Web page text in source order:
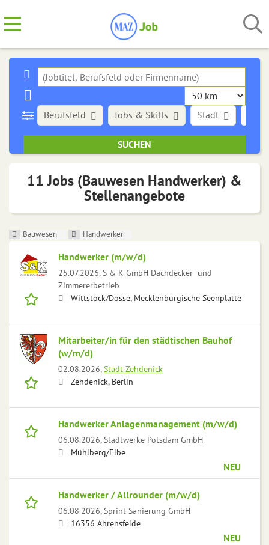
Stadt
Berufsfeld Jobs & Skills
11 Jobs (Bauwesen Handwerker) &
Stellenangebote
Bauwesen Handwerker
Handwerker (m/w/d)
25.07.2026,S & K GmbH Dachdecker- und
Zimmererbetrieb
Wittstock/Dosse, Mecklenburgische Seenplatte
Mitarbeiter/in für den städtischen Bauhof
(w/m/d)
02.08.2026,Stadt Zehdenick
Zehdenick, Berlin
Handwerker Anlagenmanagement (m/w/d)
06.08.2026,Stadtwerke Potsdam GmbH
Mühlberg/Elbe
NEU
Handwerker / Allrounder (m/w/d)
06.08.2026,Sprint Sanierung GmbH
16356 Ahrensfelde
NEU